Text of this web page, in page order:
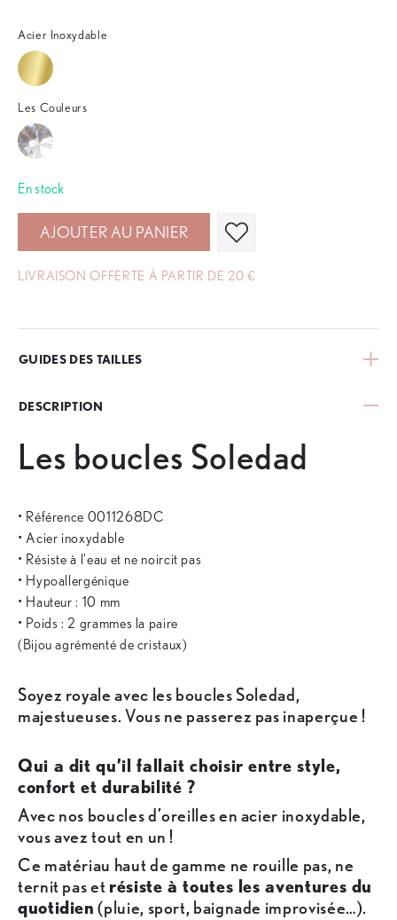
Acier Inoxydable
Les Couleurs
En stock
AJOUTER AU PANIER
LIVRAISON OFFERTE À PARTIR DE 20 €
GUIDES DES TAILLES
DESCRIPTION
Les boucles Soledad
• Référence 0011268DC
• Acier inoxydable
• Résiste à l'eau et ne noircit pas
• Hypoallergénique
• Hauteur : 10 mm
• Poids : 2 grammes la paire
(Bijou agrémenté de cristaux)
Soyez royale avec les boucles Soledad,
majestueuses. Vous ne passerez pas inaperçue !
Qui a dit qu’il fallait choisir entre style,
confort et durabilité ?
Avec nos boucles d’oreilles en acier inoxydable,
vous avez tout en un !
Ce matériau haut de gamme ne rouille pas, ne
ternit pas et résiste à toutes les aventures du
quotidien (pluie, sport, baignade improvisée…).